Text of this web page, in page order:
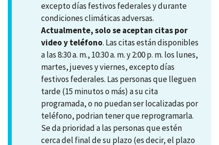
excepto días festivos federales y durante
condiciones climáticas adversas.
Actualmente, solo se aceptan citas por
video y teléfono. Las citas están disponibles
a las 8:30 a. m., 10:30 a. m. y 2:00 p. m. los lunes,
martes, jueves y viernes, excepto días
festivos federales. Las personas que lleguen
tarde (15 minutos o más) a su cita
programada, o no puedan ser localizadas por
teléfono, podrian tener que reprogramarla.
Se da prioridad a las personas que estén
cerca del final de su plazo (es decir, el plazo